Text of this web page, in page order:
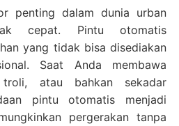
penting dalam dunia urban
cepat. Pintu otomatis
yang tidak bisa disediakan
Saat Anda membawa
troli, atau bahkan sekadar
pintu otomatis menjadi
pergerakan tanpa